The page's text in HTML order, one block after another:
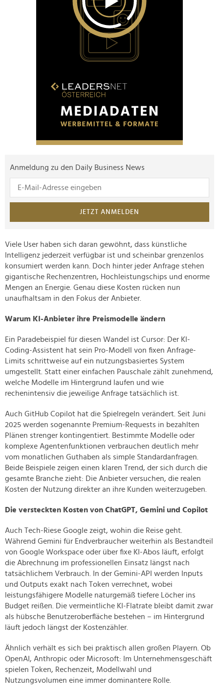
Anmeldung zu den Daily Business News
JETZT ANMELDEN
Viele User haben sich daran gewöhnt, dass künstliche
Intelligenz jederzeit verfügbar ist und scheinbar grenzenlos
konsumiert werden kann. Doch hinter jeder Anfrage stehen
gigantische Rechenzentren, Hochleistungschips und enorme
Mengen an Energie. Genau diese Kosten rücken nun
unaufhaltsam in den Fokus der Anbieter.
Warum KI-Anbieter ihre Preismodelle ändern
Ein Paradebeispiel für diesen Wandel ist Cursor: Der KI-
Coding-Assistent hat sein Pro-Modell von fixen Anfrage-
Limits schrittweise auf ein nutzungsbasiertes System
umgestellt. Statt einer einfachen Pauschale zählt zunehmend,
welche Modelle im Hintergrund laufen und wie
rechenintensiv die jeweilige Anfrage tatsächlich ist.
Auch GitHub Copilot hat die Spielregeln verändert. Seit Juni
2025 werden sogenannte Premium-Requests in bezahlten
Plänen strenger kontingentiert. Bestimmte Modelle oder
komplexe Agentenfunktionen verbrauchen deutlich mehr
vom monatlichen Guthaben als simple Standardanfragen.
Beide Beispiele zeigen einen klaren Trend, der sich durch die
gesamte Branche zieht: Die Anbieter versuchen, die realen
Kosten der Nutzung direkter an ihre Kunden weiterzugeben.
Die versteckten Kosten von ChatGPT, Gemini und Copilot
Auch Tech-Riese Google zeigt, wohin die Reise geht.
Während Gemini für Endverbraucher weiterhin als Bestandteil
von Google Workspace oder über fixe KI-Abos läuft, erfolgt
die Abrechnung im professionellen Einsatz längst nach
tatsächlichem Verbrauch. In der Gemini-API werden Inputs
und Outputs exakt nach Token verrechnet, wobei
leistungsfähigere Modelle naturgemäß tiefere Löcher ins
Budget reißen. Die vermeintliche KI-Flatrate bleibt damit zwar
als hübsche Benutzeroberfläche bestehen – im Hintergrund
läuft jedoch längst der Kostenzähler.
Ähnlich verhält es sich bei praktisch allen großen Playern. Ob
OpenAI, Anthropic oder Microsoft: Im Unternehmensgeschäft
spielen Token, Rechenzeit, Modellwahl und
Nutzungsvolumen eine immer dominantere Rolle.